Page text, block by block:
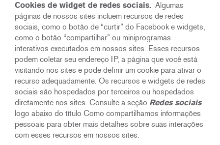
Cookies de widget de redes sociais. Algumas
páginas de nossos sites incluem recursos de redes
sociais, como o botão de “curtir” do Facebook e widgets,
como o botão “compartilhar” ou miniprogramas
interativos executados em nossos sites. Esses recursos
podem coletar seu endereço IP, a página que você está
visitando nos sites e pode definir um cookie para ativar o
recurso adequadamente. Os recursos e widgets de redes
sociais são hospedados por terceiros ou hospedados
diretamente nos sites. Consulte a seção Redes sociais
logo abaixo do título Como compartilhamos informações
pessoais para obter mais detalhes sobre suas interações
com esses recursos em nossos sites.